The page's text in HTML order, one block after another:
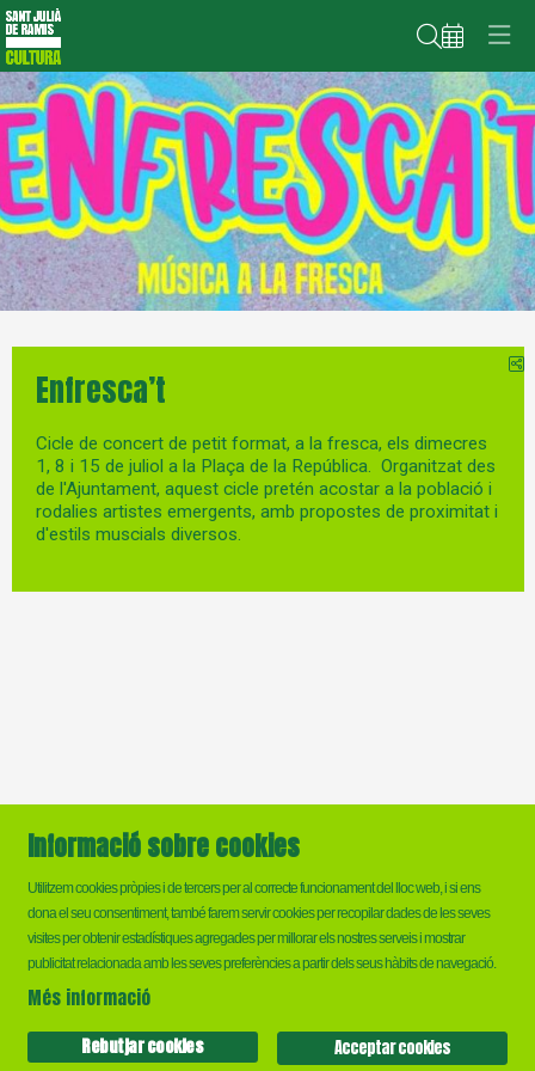
Cerca
és un carrusel automàtic. Usa les fletxes del teclat o el
1
1
Enfresca’t
Cicle de concert de petit format, a la fresca, els dimecres
1, 8 i 15 de juliol a la Plaça de la República. Organitzat des
de l'Ajuntament, aquest cicle pretén acostar a la població i
rodalies artistes emergents, amb propostes de proximitat i
d'estils muscials diversos.
Sitemap | Ús de Cookies | Contactar
Link a instagram
Link a twitter
Link a facebook
Informació sobre cookies
Utilitzem cookies pròpies i de tercers per al correcte funcionament del lloc web, i si ens
dona el seu consentiment, també farem servir cookies per recopilar dades de les seves
visites per obtenir estadístiques agregades per millorar els nostres serveis i mostrar
publicitat relacionada amb les seves preferències a partir dels seus hàbits de navegació.
Més informació
Acceptar cookies
Rebutjar cookies